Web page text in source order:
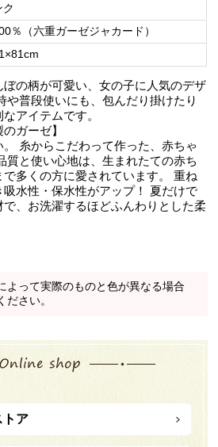
ク
％（六重ガーゼジャカード）
ぼの柄が可愛い、女の子に人気のデザ
や普段使いにも、包んだり掛けたり
アイテムです。
ガーゼ】
糸からこだわって作った、赤ちゃ
質と使い心地は、生まれたての赤ち
多くの方に愛されています。 重ね
水性・保水性がアップ！ 夏だけで
、お洗濯するほどふんわりとした柔
よって実際のものと色が異なる場合
ださい。
トア